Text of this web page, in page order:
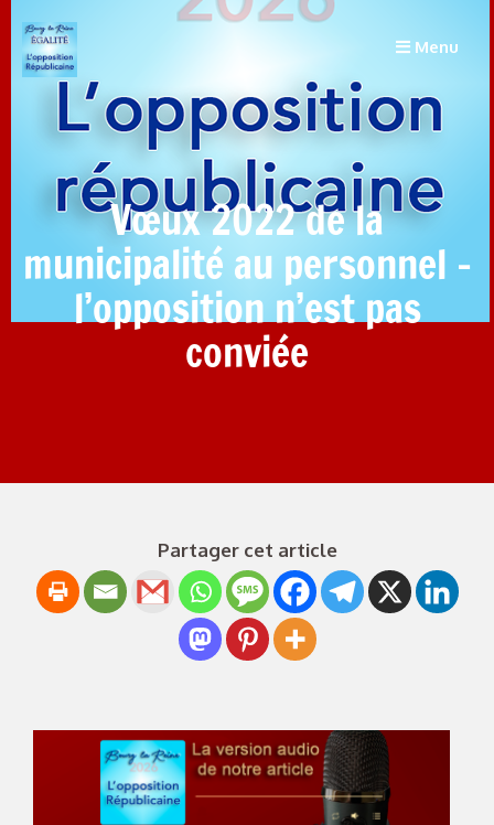
Menu
Vœux 2022 de la
municipalité au personnel –
l’opposition n’est pas
conviée
Partager cet article